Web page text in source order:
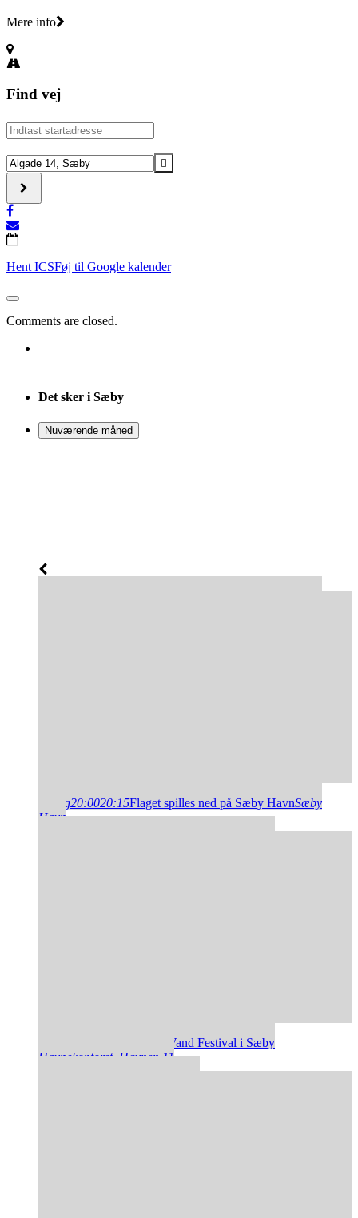
Mere info
Find vej
Address
-
Stygge
Krumpen
Destination
Address
Stygge
Krumpen
[]
Hent ICSFøj til Google kalender
Comments are closed.
Det sker i Sæby
Nuværende måned
aug20:0020:15Flaget spilles ned på Sæby HavnSæby
Havn
SUP & Vand Festival i Sæby
Havnekontoret, Havnen 11